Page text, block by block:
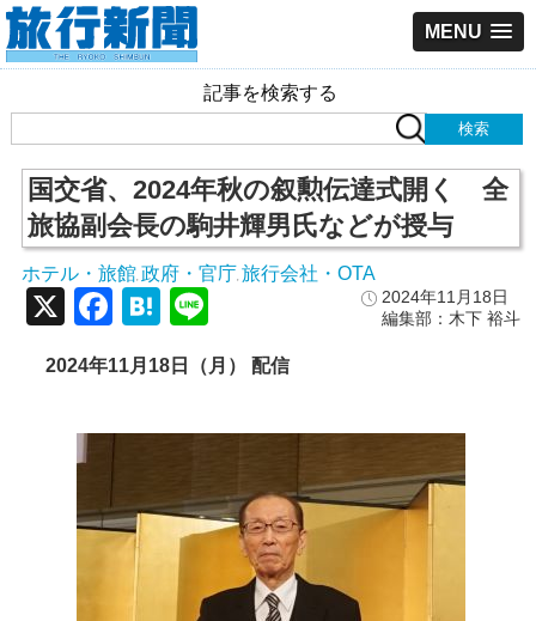
MENU
記事を検索する
国交省、2024年秋の叙勲伝達式開く 全
旅協副会長の駒井輝男氏などが授与
ホテル・旅館 政府・官庁 旅行会社・OTA
2024年11月18日
編集部：木下 裕斗
X Facebook
Hatena
2024年11月18日（月） 配信